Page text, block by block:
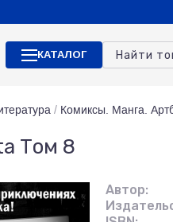
КАТАЛОГ
/ Комиксы. Манга.
Том 8
Автор: